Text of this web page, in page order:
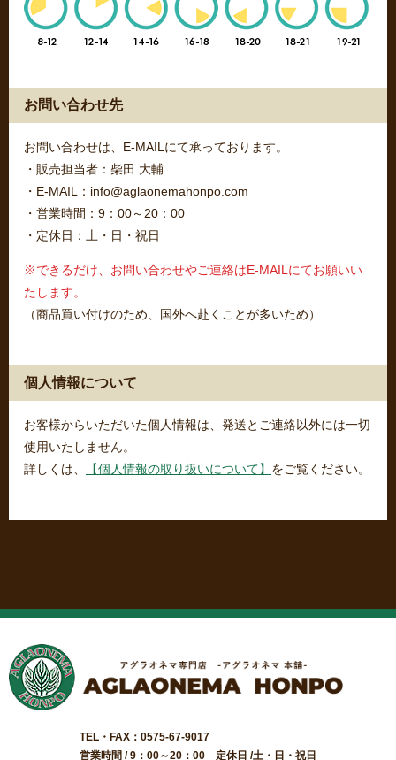
お問い合わせ先
お問い合わせは、E-MAILにて承っております。
・販売担当者：柴田 大輔
・E-MAIL：info@aglaonemahonpo.com
・営業時間：9：00～20：00
・定休日：土・日・祝日
※できるだけ、お問い合わせやご連絡はE-MAILにてお願いい
たします。
（商品買い付けのため、国外へ赴くことが多いため）
個人情報について
お客様からいただいた個人情報は、発送とご連絡以外には一切
使用いたしません。
詳しくは、
【個人情報の取り扱いについて】 をご覧ください。
TEL・FAX：0575-67-9017
営業時間 / 9：00～20：00 定休日 /土・日・祝日